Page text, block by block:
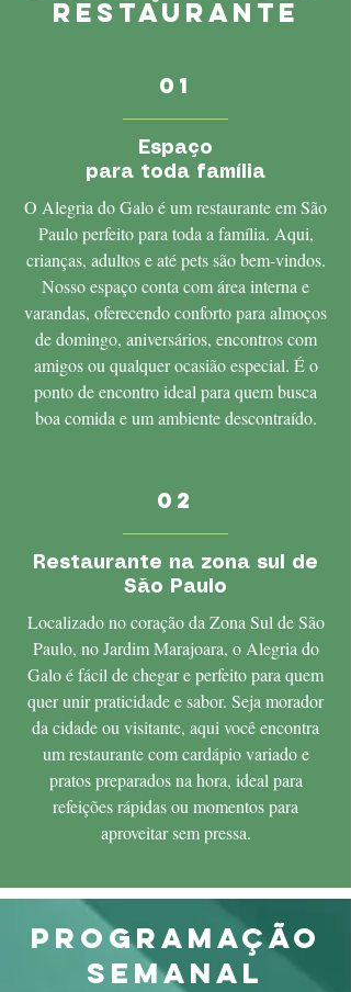
RESTAURANTE
01
Espaço
para toda família
O Alegria do Galo é um restaurante em São
Paulo perfeito para toda a família. Aqui,
crianças, adultos e até pets são bem-vindos.
Nosso espaço conta com área interna e
varandas, oferecendo conforto para almoços
de domingo, aniversários, encontros com
amigos ou qualquer ocasião especial. É o
ponto de encontro ideal para quem busca
boa comida e um ambiente descontraído.
02
Restaurante na zona sul de
São Paulo
Localizado no coração da Zona Sul de São
Paulo, no Jardim Marajoara, o Alegria do
Galo é fácil de chegar e perfeito para quem
quer unir praticidade e sabor. Seja morador
da cidade ou visitante, aqui você encontra
um restaurante com cardápio variado e
pratos preparados na hora, ideal para
refeições rápidas ou momentos para
aproveitar sem pressa.
programação
semanal